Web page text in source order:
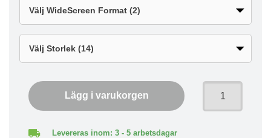
Lägg i varukorgen
Levereras inom: 3 - 5 arbetsdagar